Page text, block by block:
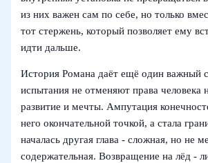
из них важен сам по себе, но только
тот стержень, который позволяет ему
идти дальше.
История Романа даёт ещё один важный
испытания не отменяют права человека
развитие и мечты. Ампутация
него окончательной точкой, а стала
началась другая глава - сложная, но не
содержательная. Возвращение на лёд -